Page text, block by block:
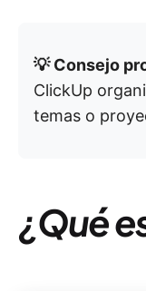
💡 Consejo
ClickUp
temas o
¿Qué